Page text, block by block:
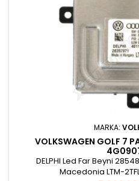
MARKA:
VOLKSWAGEN GOLF 7
DELPHI Led Far Beyni
Macedonia LTM-